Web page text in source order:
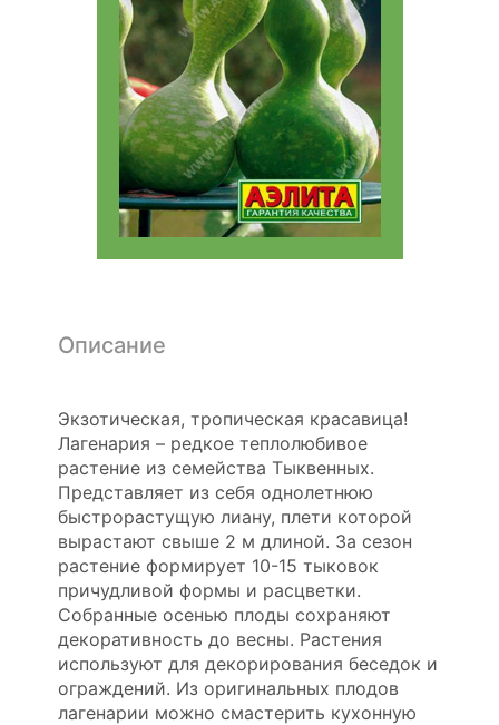
Описание
Экзотическая, тропическая красавица!
Лагенария – редкое теплолюбивое
растение из семейства Тыквенных.
Представляет из себя однолетнюю
быстрорастущую лиану, плети которой
вырастают свыше 2 м длиной. За сезон
растение формирует 10-15 тыковок
причудливой формы и расцветки.
Собранные осенью плоды сохраняют
декоративность до весны. Растения
используют для декорирования беседок и
ограждений. Из оригинальных плодов
лагенарии можно смастерить кухонную